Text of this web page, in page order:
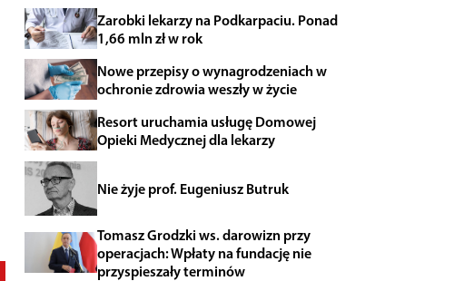
Zarobki lekarzy na Podkarpaciu. Ponad
1,66 mln zł w rok
Nowe przepisy o wynagrodzeniach w
ochronie zdrowia weszły w życie
Resort uruchamia usługę Domowej
Opieki Medycznej dla lekarzy
Nie żyje prof. Eugeniusz Butruk
Tomasz Grodzki ws. darowizn przy
operacjach: Wpłaty na fundację nie
przyspieszały terminów